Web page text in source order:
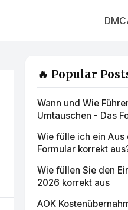
🔥 Popular
Wann und Wie
Umtauschen - Das
Wie fülle ich ein
Formular korrekt
Wie füllen Sie den
2026 korrekt aus
AOK